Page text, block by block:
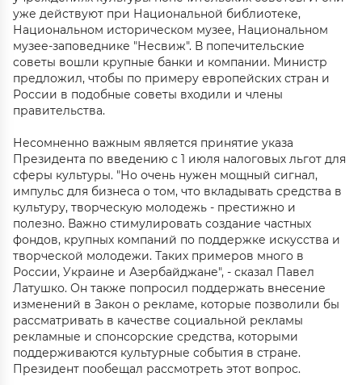
уже действуют при Национальной библиотеке,
Национальном историческом музее, Национальном
музее-заповеднике "Несвиж". В попечительские
советы вошли крупные банки и компании. Министр
предложил, чтобы по примеру европейских стран и
России в подобные советы входили и члены
правительства.
Несомненно важным является принятие указа
Президента по введению с 1 июля налоговых льгот для
сферы культуры. "Но очень нужен мощный сигнал,
импульс для бизнеса о том, что вкладывать средства в
культуру, творческую молодежь - престижно и
полезно. Важно стимулировать создание частных
фондов, крупных компаний по поддержке искусства и
творческой молодежи. Таких примеров много в
России, Украине и Азербайджане", - сказал Павел
Латушко. Он также попросил поддержать внесение
изменений в Закон о рекламе, которые позволили бы
рассматривать в качестве социальной рекламы
рекламные и спонсорские средства, которыми
поддерживаются культурные события в стране.
Президент пообещал рассмотреть этот вопрос.